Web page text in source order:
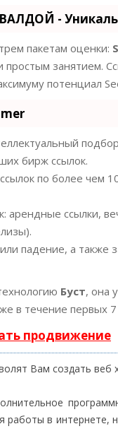
-
пакетам оценки:
занятием.
потенциал
бирж ссылок.
по более чем
ссылки,
падение, а также
Буст, она
в течение первых
продвижение
Вам создать
работы в